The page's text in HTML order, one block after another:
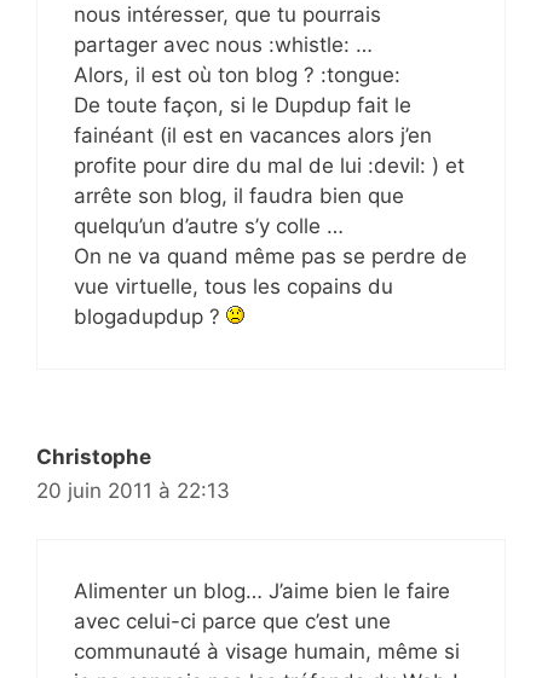
nous intéresser, que tu pourrais
partager avec nous :whistle: …
Alors, il est où ton blog ? :tongue:
De toute façon, si le Dupdup fait le
fainéant (il est en vacances alors j’en
profite pour dire du mal de lui :devil: ) et
arrête son blog, il faudra bien que
quelqu’un d’autre s’y colle …
On ne va quand même pas se perdre de
vue virtuelle, tous les copains du
blogadupdup ?
Christophe
20 juin 2011 à 22:13
Alimenter un blog… J’aime bien le faire
avec celui-ci parce que c’est une
communauté à visage humain, même si